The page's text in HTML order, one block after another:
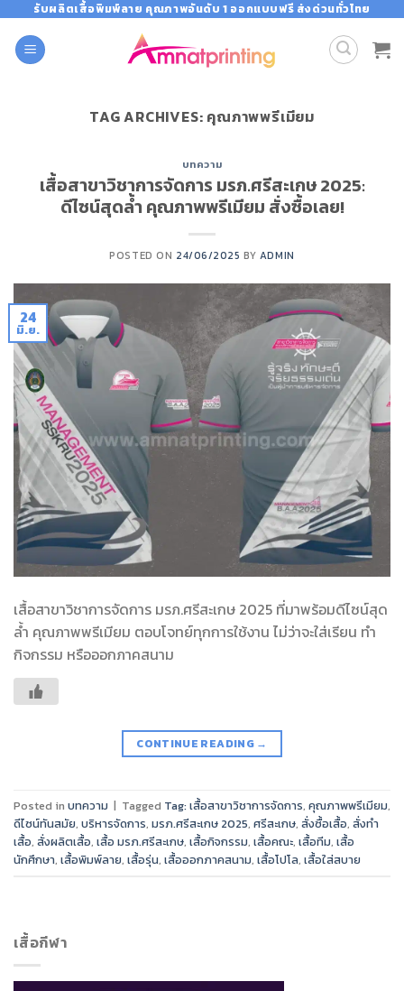
content
รับผลิตเสื้อพิมพ์ลาย คุณภาพอันดับ 1 ออกแบบฟรี ส่งด่วนทั่วไทย
TAG ARCHIVES: คุณภาพพรีเมียม
บทความ
เสื้อสาขาวิชาการจัดการ มรภ.ศรีสะเกษ 2025:
ดีไซน์สุดล้ำ คุณภาพพรีเมียม สั่งซื้อเลย!
POSTED ON 24/06/2025 BY ADMIN
24
มิ.ย.
เสื้อสาขาวิชาการจัดการ มรภ.ศรีสะเกษ 2025 ที่มาพร้อมดีไซน์สุด
ล้ำ คุณภาพพรีเมียม ตอบโจทย์ทุกการใช้งาน ไม่ว่าจะใส่เรียน ทำ
กิจกรรม หรือออกภาคสนาม
CONTINUE READING →
Posted in บทความ | Tagged Tag: เสื้อสาขาวิชาการจัดการ, คุณภาพพรีเมียม,
ดีไซน์ทันสมัย, บริหารจัดการ, มรภ.ศรีสะเกษ 2025, ศรีสะเกษ, สั่งซื้อเสื้อ, สั่งทำ
เสื้อ, สั่งผลิตเสื้อ, เสื้อ มรภ.ศรีสะเกษ, เสื้อกิจกรรม, เสื้อคณะ, เสื้อทีม, เสื้อ
นักศึกษา, เสื้อพิมพ์ลาย, เสื้อรุ่น, เสื้อออกภาคสนาม, เสื้อโปโล, เสื้อใส่สบาย
เสื้อกีฬา